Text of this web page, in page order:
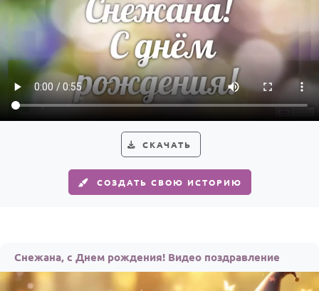
С Днем рождения
Юбилей
Свадьба
Выпускной HOT
Календарь праздников
Женщине
Мужчине
Детям
Все родственники
СКАЧАТЬ
СОЗДАТЬ СВОЮ ИСТОРИЮ
Снежана, с Днем рождения! Видео поздравление